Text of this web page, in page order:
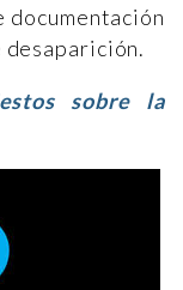
documentación
desaparición.
sobre la